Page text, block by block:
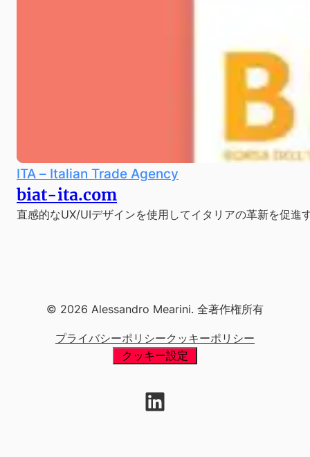
ITA – Italian Trade Agency
biat-ita.com
直感的なUX/UIデザインを使用してイタリアの革新を促進
© 2026 Alessandro Mearini. 全著作権所有
プライバシーポリシークッキーポリシー
クッキー設定
LinkedIn